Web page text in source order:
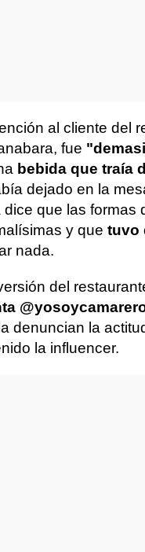
al cliente del
fue
bebida que traía
dejado en la
dice que las formas
y que tuvo
nada.
del
denuncian la
la influencer.